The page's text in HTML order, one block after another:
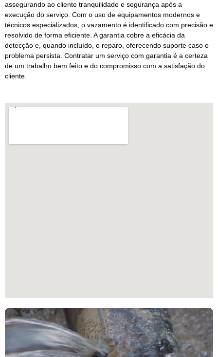
assegurando ao cliente tranquilidade e segurança após a
execução do serviço. Com o uso de equipamentos modernos e
técnicos especializados, o vazamento é identificado com precisão e
resolvido de forma eficiente. A garantia cobre a eficácia da
detecção e, quando incluído, o reparo, oferecendo suporte caso o
problema persista. Contratar um serviço com garantia é a certeza
de um trabalho bem feito e do compromisso com a satisfação do
cliente.